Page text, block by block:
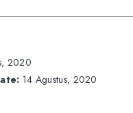
2020
14 Agustus, 2020